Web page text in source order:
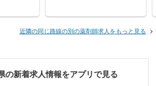
近隣の同じ路線の別の薬剤師求人をもっと見る
の新着求人情報をアプリで見る